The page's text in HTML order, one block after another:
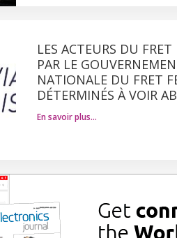
LES ACTEURS DU
PAR LE
NATIONALE DU FRET
DÉTERMINÉS À VOIR
En savoir plus…